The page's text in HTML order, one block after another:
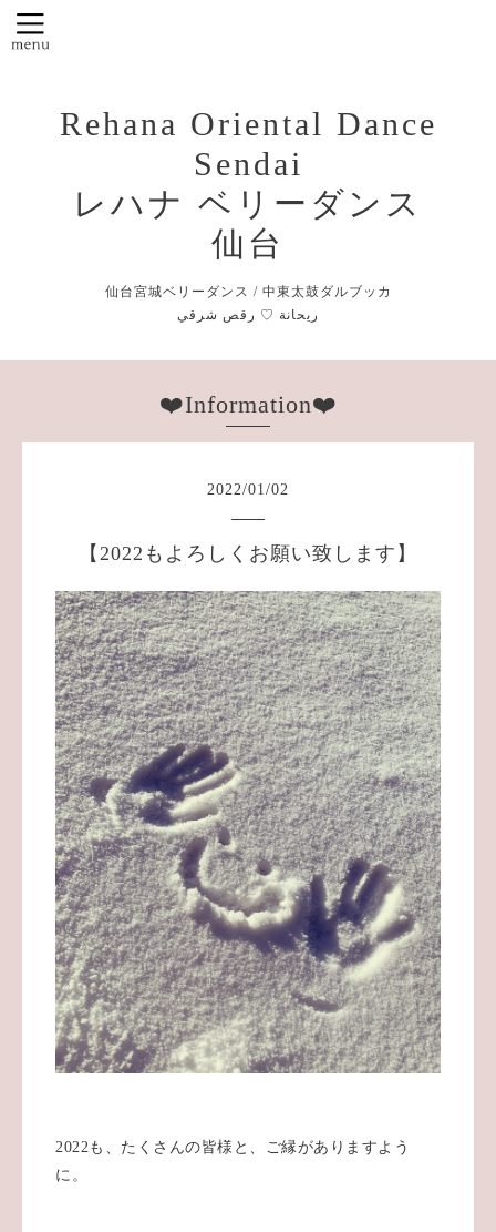
Rehana Oriental Dance
Sendai
レハナ ベリーダンス
仙台
仙台宮城ベリーダンス / 中東太鼓ダルブッカ
❤️Information❤️
2022/01 /02
【2022もよろしくお願い致します】
2022も、たくさんの皆様と、ご縁がありますよう
に。